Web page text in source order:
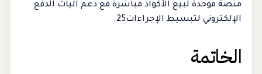
منصة موحدة لبيع الأكواد مباشرة مع دعم آليات الدفع
الإلكتروني لتبسيط الإجراءات25.
الخاتمة